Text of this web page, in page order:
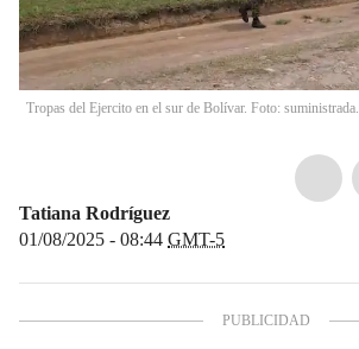
Tropas del Ejercito en el sur de Bolívar. Foto: suministrada.
Tatiana Rodríguez
01/08/2025 - 08:44 GMT-5